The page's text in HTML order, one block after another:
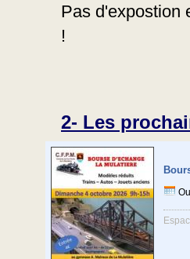
Pas d'expostion
!
2- Les